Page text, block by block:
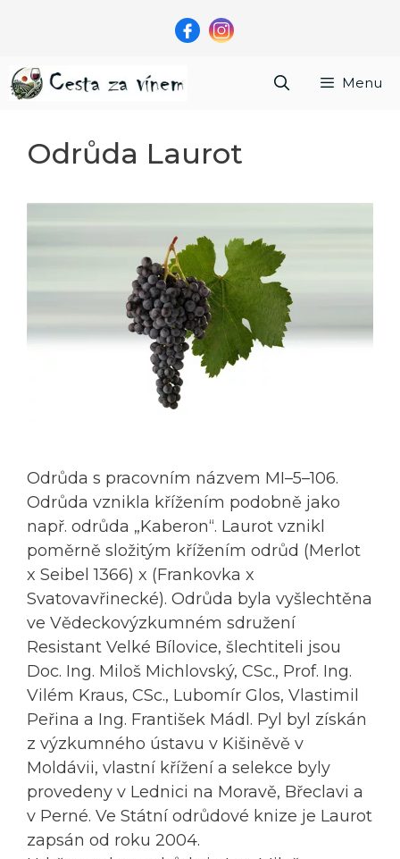
Menu
Odrůda Laurot
Odrůda s pracovním názvem MI–5–106.
Odrůda vznikla křížením podobně jako
např. odrůda „Kaberon“. Laurot vznikl
poměrně složitým křížením odrůd (Merlot
x Seibel 1366) x (Frankovka x
Svatovavřinecké). Odrůda byla vyšlechtěna
ve Vědeckovýzkumném sdružení
Resistant Velké Bílovice, šlechtiteli jsou
Doc. Ing. Miloš Michlovský, CSc., Prof. Ing.
Vilém Kraus, CSc., Lubomír Glos, Vlastimil
Peřina a Ing. František Mádl. Pyl byl získán
z výzkumného ústavu v Kišiněvě v
Moldávii, vlastní křížení a selekce byly
provedeny v Lednici na Moravě, Břeclavi a
v Perné. Ve Státní odrůdové knize je Laurot
zapsán od roku 2004.